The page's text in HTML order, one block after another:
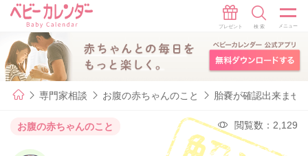
専門家相談 お腹の赤ちゃんのこと 胎嚢が確認出来ませ
お腹の赤ちゃんのこと 閲覧数：2,129